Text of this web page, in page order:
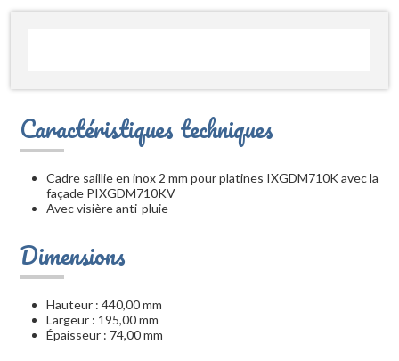
Caractéristiques techniques
Cadre saillie en inox 2 mm pour platines IXGDM710K avec la
façade PIXGDM710KV
Avec visière anti-pluie
Dimensions
Hauteur : 440,00 mm
Largeur : 195,00 mm
Épaisseur : 74,00 mm